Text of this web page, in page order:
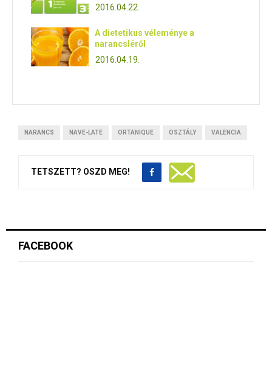
2016.04.22.
A dietetikus véleménye a
narancsléről
2016.04.19.
NARANCS NAVE-LATE ORTANIQUE OSZTÁLY VALENCIA
TETSZETT? OSZD MEG!
FACEBOOK